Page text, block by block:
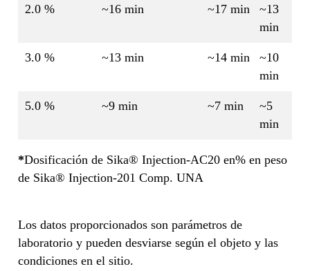
2.0 % ~16 min ~17 min
~13
min
3.0 % ~13 min ~14 min
~10
min
5.0 % ~9 min ~7 min
~5
min
*Dosificación de Sika® Injection-AC20 en% en peso
de Sika® Injection-201 Comp. UNA
Los datos proporcionados son parámetros de
laboratorio y pueden desviarse según el objeto y las
condiciones en el sitio.